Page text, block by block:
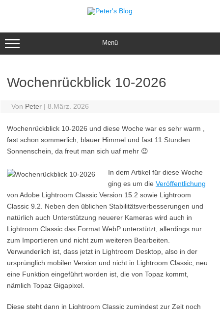
Menü
Wochenrückblick 10-2026
Von Peter | 8.März. 2026
Wochenrückblick 10-2026 und diese Woche war es sehr warm ,
fast schon sommerlich, blauer Himmel und fast 11 Stunden
Sonnenschein, da freut man sich uaf mehr 😉
In dem Artikel für diese Woche
ging es um die Veröffentlichung
von Adobe Lightroom Classic Version 15.2 sowie Lightroom
Classic 9.2. Neben den üblichen Stabilitätsverbesserungen und
natürlich auch Unterstützung neuerer Kameras wird auch in
Lightroom Classic das Format WebP unterstützt, allerdings nur
zum Importieren und nicht zum weiteren Bearbeiten.
Verwunderlich ist, dass jetzt in Lightroom Desktop, also in der
ursprünglich mobilen Version und nicht in Lightroom Classic, neu
eine Funktion eingeführt worden ist, die von Topaz kommt,
nämlich Topaz Gigapixel.
Diese steht dann in Lightroom Classic zumindest zur Zeit noch